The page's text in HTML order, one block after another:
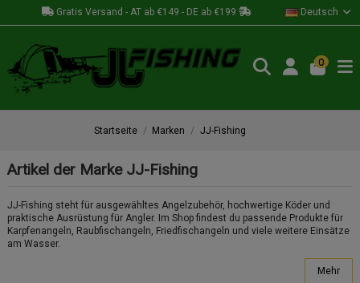
Gratis Versand - AT ab €149 - DE ab €199 Deutsch
0
Startseite Marken JJ-Fishing
Artikel der Marke JJ-Fishing
JJ-Fishing steht für ausgewähltes Angelzubehör, hochwertige Köder und
praktische Ausrüstung für Angler. Im Shop findest du passende Produkte für
Karpfenangeln, Raubfischangeln, Friedfischangeln und viele weitere Einsätze
am Wasser.
Mehr